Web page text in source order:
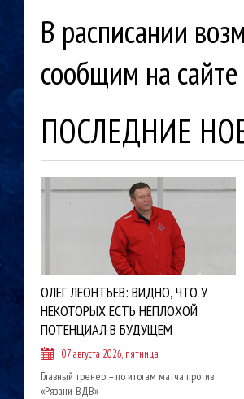
В расписании
сообщим на
ПОСЛЕДНИЕ
ОЛЕГ ЛЕОНТЬЕВ: ВИДНО, ЧТО У
НЕКОТОРЫХ ЕСТЬ НЕПЛОХОЙ
ПОТЕНЦИАЛ В БУДУЩЕМ
07 августа 2026, пятница
Главный тренер – по итогам матча против
«Рязани-ВДВ»